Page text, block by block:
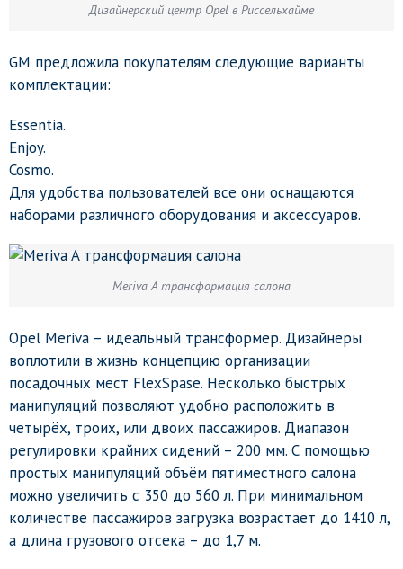
Дизайнерский центр Opel в Риссельхайме
GM предложила покупателям следующие варианты
комплектации:
Essentia.
Enjoy.
Cosmo.
Для удобства пользователей все они оснащаются
наборами различного оборудования и аксессуаров.
Meriva A трансформация салона
Opel Meriva – идеальный трансформер. Дизайнеры
воплотили в жизнь концепцию организации
посадочных мест FlexSpase. Несколько быстрых
манипуляций позволяют удобно расположить в
четырёх, троих, или двоих пассажиров. Диапазон
регулировки крайних сидений – 200 мм. С помощью
простых манипуляций объём пятиместного салона
можно увеличить с 350 до 560 л. При минимальном
количестве пассажиров загрузка возрастает до 1410 л,
а длина грузового отсека – до 1,7 м.